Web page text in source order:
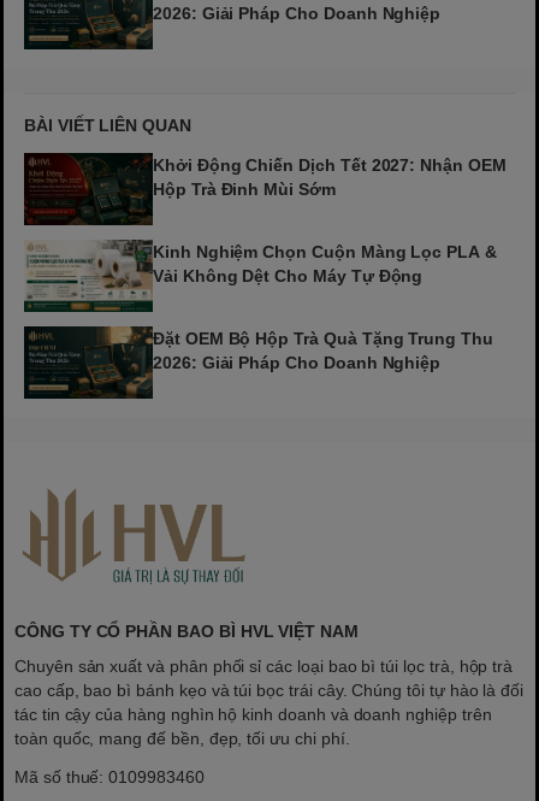
2026: Giải Pháp Cho Doanh Nghiệp
BÀI VIẾT LIÊN QUAN
Khởi Động Chiến Dịch Tết 2027: Nhận OEM
Hộp Trà Đinh Mùi Sớm
Kinh Nghiệm Chọn Cuộn Màng Lọc PLA &
Vải Không Dệt Cho Máy Tự Động
Đặt OEM Bộ Hộp Trà Quà Tặng Trung Thu
2026: Giải Pháp Cho Doanh Nghiệp
CÔNG TY CỔ PHẦN BAO BÌ HVL VIỆT NAM
Chuyên sản xuất và phân phối sỉ các loại bao bì túi lọc trà, hộp trà
cao cấp, bao bì bánh kẹo và túi bọc trái cây. Chúng tôi tự hào là đối
tác tin cậy của hàng nghìn hộ kinh doanh và doanh nghiệp trên
toàn quốc, mang đế bền, đẹp, tối ưu chi phí.
Mã số thuế: 0109983460